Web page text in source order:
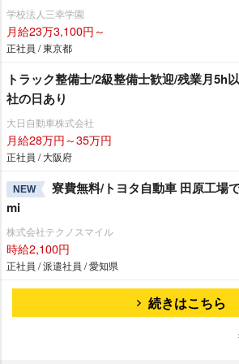
学校法人三幸学園
月給23万3,100円～
正社員 / 東京都
トラック整備士/2級整備士歓迎/残業月5h
社の日あり
大日自動車株式会社
月給28万円～35万円
正社員 / 大阪府
NEW
寮費無料/トヨタ自動車 田原工場
mi
株式会社テクノスマイル
時給2,100円
正社員 / 派遣社員 / 愛知県
続きはこちら